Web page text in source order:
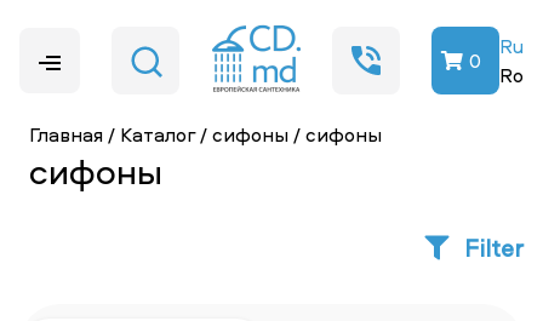
0
Ru
Ro
Главная/ Каталог/cифоны/cифоны
cифоны
Filter